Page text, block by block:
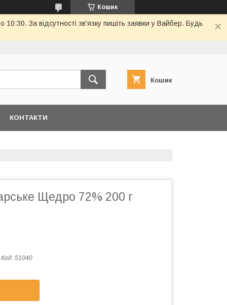
Кошик
За відсутності зв'язку пишіть заявки у Вайбер. Будь
Кошик
КОНТАКТИ
Щедро 72% 200 г
Код: 51040